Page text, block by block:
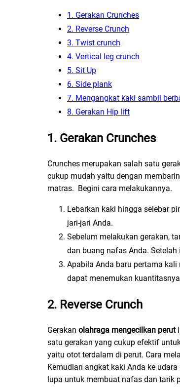
1. Gerakan Crunches
2. Reverse Crunch
3. Twist crunch
4. Vertical leg crunch
5. Sit Up
6. Side plank
7. Mengangkat kaki sambil
8. Gerakan Hip lift
1. Gerakan Crunches
Crunches merupakan salah satu
cukup mudah yaitu dengan
matras. Begini cara melakukannya.
Lebarkan kaki hingga selebar
jari-jari Anda.
Sebelum melakukan gerakan,
dan buang nafas Anda.
Apabila Anda baru pertama
dapat menemukan
2. Reverse Crunch
Gerakan olahraga mengecilkan perut
satu gerakan yang cukup efektif
yaitu otot terdalam di perut. Cara
Kemudian angkat kaki Anda ke
lupa untuk membuat nafas dan tarik